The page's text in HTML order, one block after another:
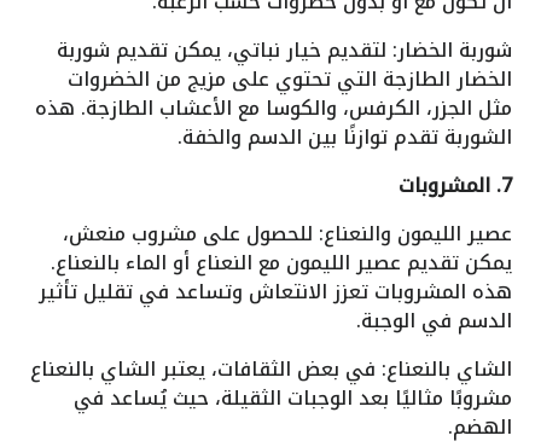
شوربة الخضار: لتقديم خيار نباتي، يمكن تقديم شوربة
الخضار الطازجة التي تحتوي على مزيج من الخضروات
مثل الجزر، الكرفس، والكوسا مع الأعشاب الطازجة. هذه
الشوربة تقدم توازنًا بين الدسم والخفة.
7. المشروبات
عصير الليمون والنعناع: للحصول على مشروب منعش،
يمكن تقديم عصير الليمون مع النعناع أو الماء بالنعناع.
هذه المشروبات تعزز الانتعاش وتساعد في تقليل تأثير
الدسم في الوجبة.
الشاي بالنعناع: في بعض الثقافات، يعتبر الشاي بالنعناع
مشروبًا مثاليًا بعد الوجبات الثقيلة، حيث يُساعد في
الهضم.